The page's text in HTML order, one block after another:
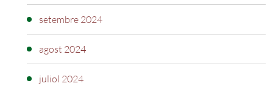
setembre 2024
agost 2024
juliol 2024